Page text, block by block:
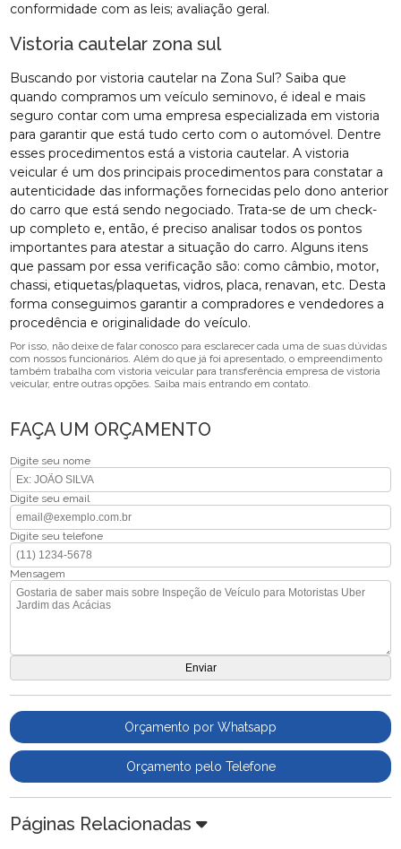
conformidade com as leis; avaliação geral.
Vistoria cautelar zona sul
Buscando por vistoria cautelar na Zona Sul? Saiba que
quando compramos um veículo seminovo, é ideal e mais
seguro contar com uma empresa especializada em vistoria
para garantir que está tudo certo com o automóvel. Dentre
esses procedimentos está a vistoria cautelar. A vistoria
veicular é um dos principais procedimentos para constatar a
autenticidade das informações fornecidas pelo dono anterior
do carro que está sendo negociado. Trata-se de um check-
up completo e, então, é preciso analisar todos os pontos
importantes para atestar a situação do carro. Alguns itens
que passam por essa verificação são: como câmbio, motor,
chassi, etiquetas/plaquetas, vidros, placa, renavan, etc. Desta
forma conseguimos garantir a compradores e vendedores a
procedência e originalidade do veículo.
Por isso, não deixe de falar conosco para esclarecer cada uma de suas dúvidas
com nossos funcionários. Além do que já foi apresentado, o empreendimento
também trabalha com vistoria veicular para transferência empresa de vistoria
veicular, entre outras opções. Saiba mais entrando em contato.
FAÇA UM ORÇAMENTO
Digite seu nome
Digite seu email
Digite seu telefone
Mensagem
Orçamento por Whatsapp
Orçamento pelo Telefone
Páginas Relacionadas